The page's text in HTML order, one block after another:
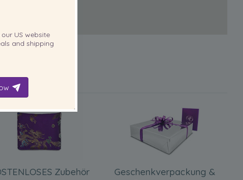
Zubehör
Geschenkverpackung &
US website
and shipping